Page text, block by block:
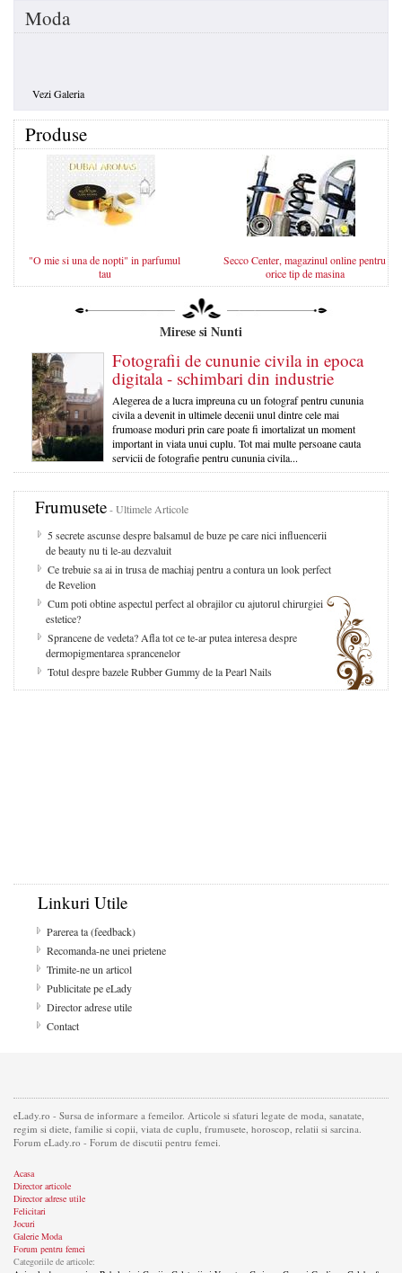
Moda
Vezi Galeria
Produse
"O mie si una de nopti" in parfumul
tau
Secco Center, magazinul online pentru
orice tip de masina
Mirese si Nunti
Fotografii de cununie civila in epoca
digitala - schimbari din industrie
Alegerea de a lucra impreuna cu un fotograf pentru cununia
civila a devenit in ultimele decenii unul dintre cele mai
frumoase moduri prin care poate fi imortalizat un moment
important in viata unui cuplu. Tot mai multe persoane cauta
servicii de fotografie pentru cununia civila...
Frumusete- Ultimele Articole
5 secrete ascunse despre balsamul de buze pe care nici influencerii
de beauty nu ti le-au dezvaluit
Ce trebuie sa ai in trusa de machiaj pentru a contura un look perfect
de Revelion
Cum poti obtine aspectul perfect al obrajilor cu ajutorul chirurgiei
estetice?
Sprancene de vedeta? Afla tot ce te-ar putea interesa despre
dermopigmentarea sprancenelor
Totul despre bazele Rubber Gummy de la Pearl Nails
Linkuri Utile
Parerea ta (feedback)
Recomanda-ne unei prietene
Trimite-ne un articol
Publicitate pe eLady
Director adrese utile
Contact
eLady.ro - Sursa de informare a femeilor. Articole si sfaturi legate de moda, sanatate,
regim si diete, familie si copii, viata de cuplu, frumusete, horoscop, relatii si sarcina.
Forum eLady.ro - Forum de discutii pentru femei.
Acasa
Director articole
Director adrese utile
Felicitari
Jocuri
Galerie Moda
Forum pentru femei
Categoriile de articole: